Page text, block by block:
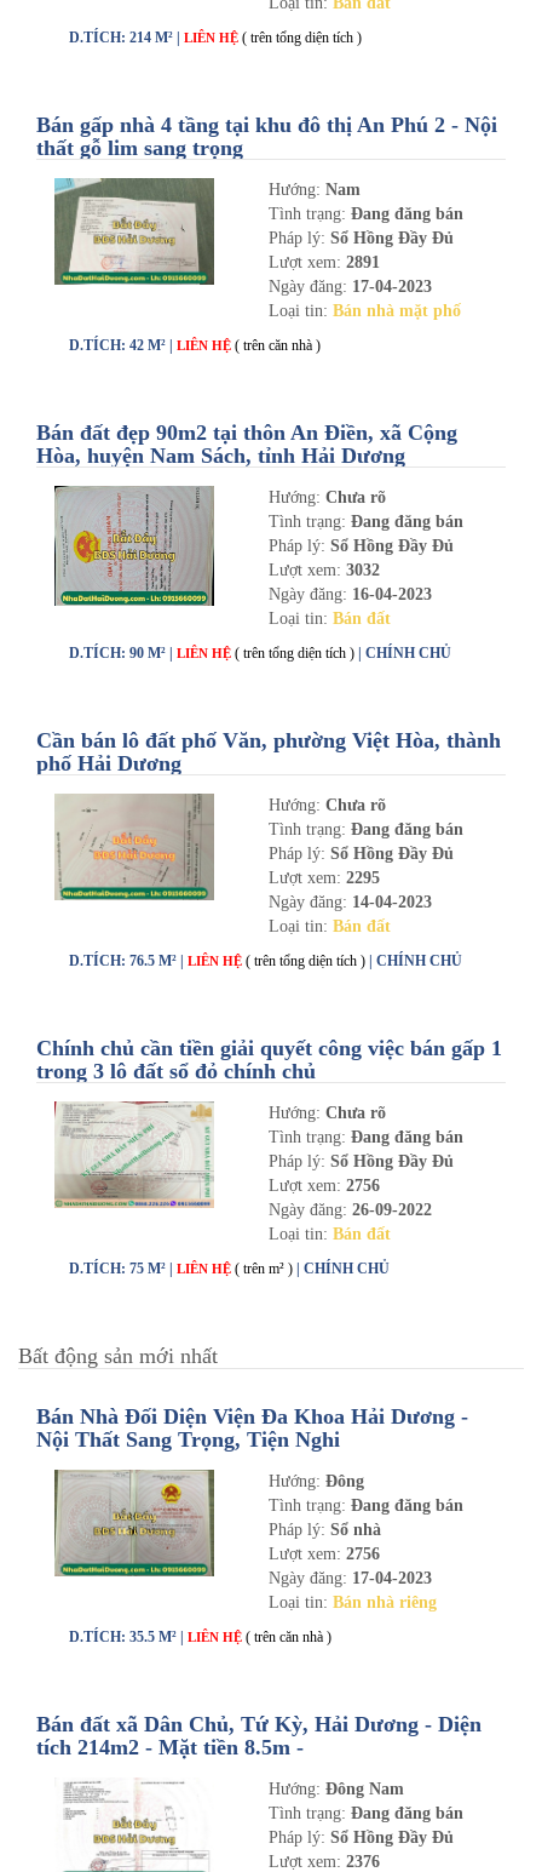
D.TÍCH: 214 M² | LIÊN HỆ ( trên tổng diện tích )
Bán gấp nhà 4 tầng tại khu đô thị An Phú 2 - Nội
thất gỗ lim sang trọng
Hướng: Nam
Tình trạng: Đang đăng bán
Pháp lý: Sổ Hồng Đầy Đủ
Lượt xem: 2891
Ngày đăng: 17-04-2023
Loại tin: Bán nhà mặt phố
D.TÍCH: 42 M² | LIÊN HỆ ( trên căn nhà )
Bán đất đẹp 90m2 tại thôn An Điền, xã Cộng
Hòa, huyện Nam Sách, tỉnh Hải Dương
Hướng: Chưa rõ
Tình trạng: Đang đăng bán
Pháp lý: Sổ Hồng Đầy Đủ
Lượt xem: 3032
Ngày đăng: 16-04-2023
Loại tin: Bán đất
D.TÍCH: 90 M² | LIÊN HỆ ( trên tổng diện tích ) | CHÍNH CHỦ
Cần bán lô đất phố Văn, phường Việt Hòa, thành
phố Hải Dương
Hướng: Chưa rõ
Tình trạng: Đang đăng bán
Pháp lý: Sổ Hồng Đầy Đủ
Lượt xem: 2295
Ngày đăng: 14-04-2023
Loại tin: Bán đất
D.TÍCH: 76.5 M² | LIÊN HỆ ( trên tổng diện tích ) | CHÍNH CHỦ
Chính chủ cần tiền giải quyết công việc bán gấp 1
trong 3 lô đất sổ đỏ chính chủ
Hướng: Chưa rõ
Tình trạng: Đang đăng bán
Pháp lý: Sổ Hồng Đầy Đủ
Lượt xem: 2756
Ngày đăng: 26-09-2022
Loại tin: Bán đất
D.TÍCH: 75 M² | LIÊN HỆ ( trên m² ) | CHÍNH CHỦ
Bất động sản mới nhất
Bán Nhà Đối Diện Viện Đa Khoa Hải Dương -
Nội Thất Sang Trọng, Tiện Nghi
Hướng: Đông
Tình trạng: Đang đăng bán
Pháp lý: Sổ nhà
Lượt xem: 2756
Ngày đăng: 17-04-2023
Loại tin: Bán nhà riêng
D.TÍCH: 35.5 M² | LIÊN HỆ ( trên căn nhà )
Bán đất xã Dân Chủ, Tứ Kỳ, Hải Dương - Diện
tích 214m2 - Mặt tiền 8.5m -
Hướng: Đông Nam
Tình trạng: Đang đăng bán
Pháp lý: Sổ Hồng Đầy Đủ
Lượt xem: 2376